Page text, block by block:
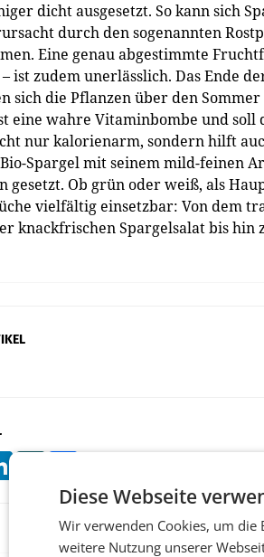
dicht ausgesetzt. So kann sich
durch den sogenannten
Eine genau abgestimmte
ist zudem unerlässlich. Das Ende
sich die Pflanzen über den
eine wahre Vitaminbombe und
nur kalorienarm, sondern hilft
Spargel mit seinem mild-feinen
gesetzt. Ob grün oder weiß, als
vielfältig einsetzbar: Von dem
knackfrischen Spargelsalat bis
Diese Webseite
Wir verwenden Cookies, um
weitere Nutzung unserer